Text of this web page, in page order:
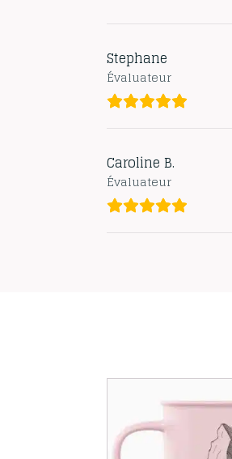
Stephane
Évaluateur
Caroline B.
Évaluateur